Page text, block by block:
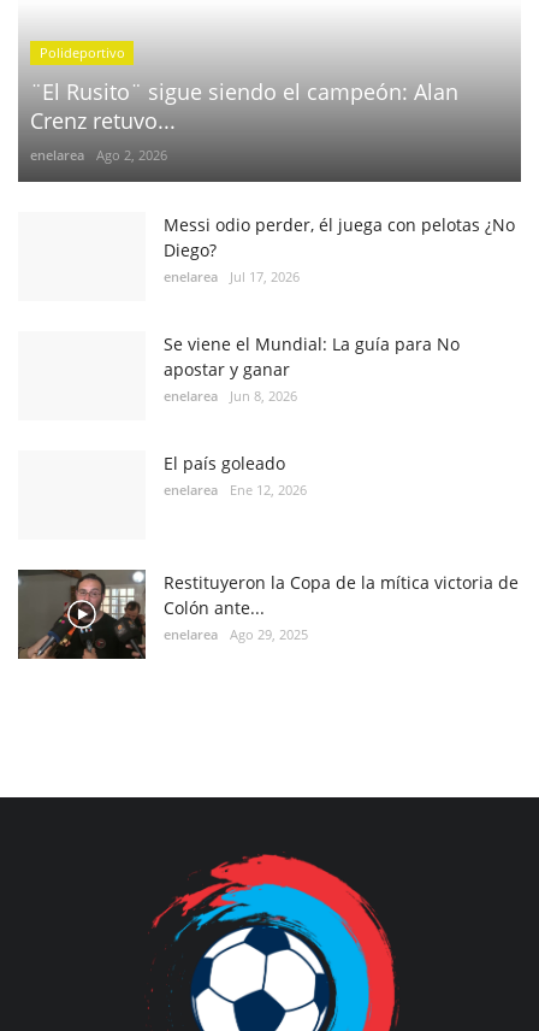
Polideportivo
¨El Rusito¨ sigue siendo el campeón: Alan
Crenz retuvo...
enelarea Ago 2, 2026
Messi odio perder, él juega con pelotas ¿No
Diego?
enelarea Jul 17, 2026
Se viene el Mundial: La guía para No
apostar y ganar
enelarea Jun 8, 2026
El país goleado
enelarea Ene 12, 2026
Restituyeron la Copa de la mítica victoria de
Colón ante...
enelarea Ago 29, 2025